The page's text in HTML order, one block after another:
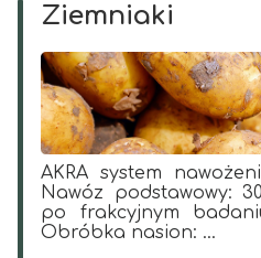
Ziemniaki
AKRA system
Nawóz podstawowy:
po frakcyjnym
Obróbka nasion: ...